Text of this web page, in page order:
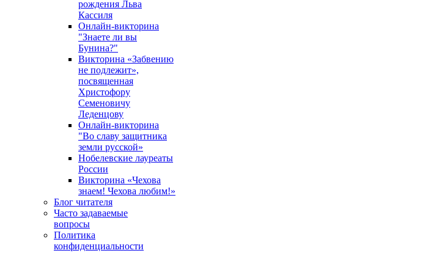
рождения Льва
Кассиля
Онлайн-викторина
"Знаете ли вы
Бунина?"
Викторина «Забвению
не подлежит»,
посвященная
Христофору
Семеновичу
Леденцову
Онлайн-викторина
"Во славу защитника
земли русской»
Нобелевские лауреаты
России
Викторина «Чехова
знаем! Чехова любим!»
Блог читателя
Часто задаваемые
вопросы
Политика
конфиденциальности